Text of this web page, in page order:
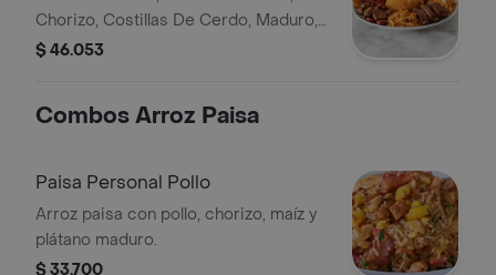
Chorizo, Costillas De Cerdo, Maduro,
Maiz, Pollo Desmechado, Chicharron
$ 46.053
Combos Arroz Paisa
Paisa Personal Pollo
Arroz paisa con pollo, chorizo, maíz y
plátano maduro.
$ 33.700